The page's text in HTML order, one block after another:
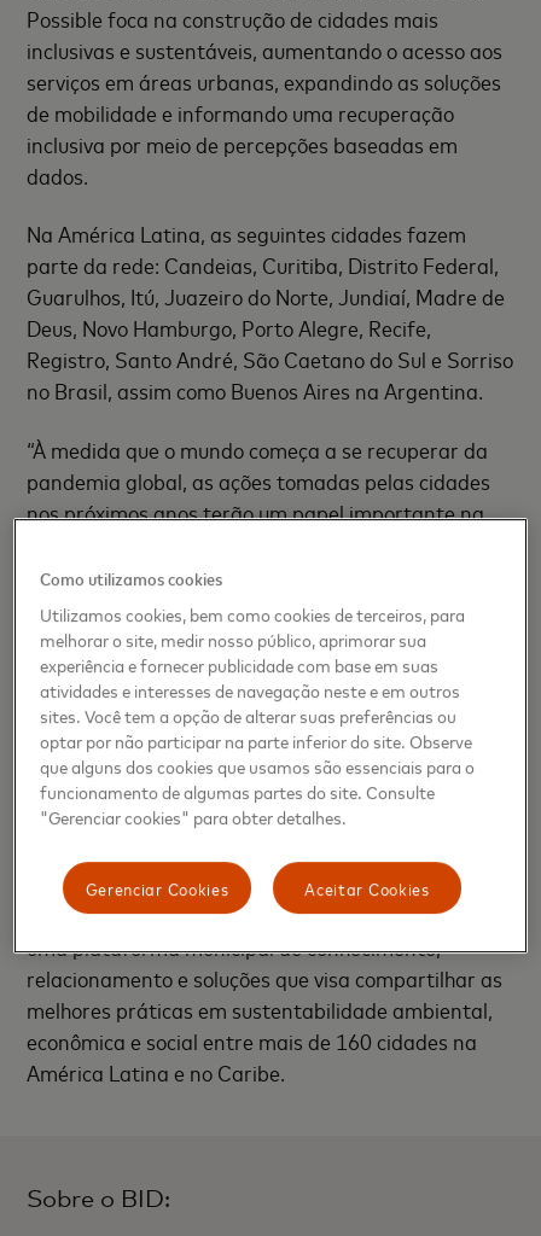
Possible foca na construção de cidades mais
inclusivas e sustentáveis, aumentando o acesso aos
serviços em áreas urbanas, expandindo as soluções
de mobilidade e informando uma recuperação
inclusiva por meio de percepções baseadas em
dados.
Na América Latina, as seguintes cidades fazem
parte da rede: Candeias, Curitiba, Distrito Federal,
Guarulhos, Itú, Juazeiro do Norte, Jundiaí, Madre de
Deus, Novo Hamburgo, Porto Alegre, Recife,
Registro, Santo André, São Caetano do Sul e Sorriso
no Brasil, assim como Buenos Aires na Argentina.
“À medida que o mundo começa a se recuperar da
pandemia global, as ações tomadas pelas cidades
nos próximos anos terão um papel importante na
garantir que, além do desenvolvimento econômico,
as dimensões sociais e ambientais da
sustentabilidade também sejam consideradas”,
acrescentou Michael Froman, Vice-Presidente e
Presidente de Crescimento Estratégico da
Mastercard. “O BID trará conhecimento, percepções
e alcance essenciais para os membros do City
Possible na América Latina e em todo o mundo.”
complementará o trabalho já realizado pelo BID por
meio de sua Rede de Cidades. A Rede de Cidades é
uma plataforma municipal de conhecimento,
relacionamento e soluções que visa compartilhar as
melhores práticas em sustentabilidade ambiental,
econômica e social entre mais de 160 cidades na
América Latina e no Caribe.
Sobre o BID:
Como utilizamos cookies
Utilizamos cookies, bem como cookies de terceiros, para
melhorar o site, medir nosso público, aprimorar sua
experiência e fornecer publicidade com base em suas
atividades e interesses de navegação neste e em outros
sites. Você tem a opção de alterar suas preferências ou
optar por não participar na parte inferior do site. Observe
que alguns dos cookies que usamos são essenciais para o
funcionamento de algumas partes do site. Consulte
"Gerenciar cookies" para obter detalhes.
Aceitar Cookies
Gerenciar Cookies